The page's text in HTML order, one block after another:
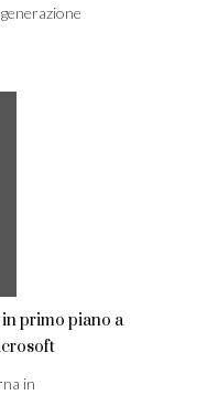
primo piano a
in